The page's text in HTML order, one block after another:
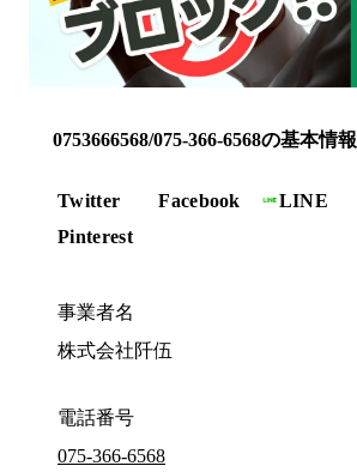
0753666568/075-366-6568の基本情報
Twitter Facebook LINE
Pinterest
事業者名
株式会社阡伍
電話番号
075-366-6568